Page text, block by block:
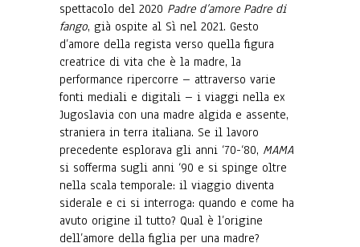
spettacolo del 2020 Padre d’amore Padre di
fango, già ospite al Sì nel 2021. Gesto
d’amore della regista verso quella figura
creatrice di vita che è la madre, la
performance ripercorre – attraverso varie
fonti mediali e digitali – i viaggi nella ex
Jugoslavia con una madre algida e assente,
straniera in terra italiana. Se il lavoro
precedente esplorava gli anni ‘70-‘80, MAMA
si sofferma sugli anni ‘90 e si spinge oltre
nella scala temporale: il viaggio diventa
siderale e ci si interroga: quando e come ha
avuto origine il tutto? Qual è l’origine
dell’amore della figlia per una madre?